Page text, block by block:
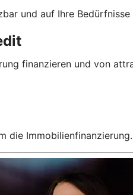
und auf Ihre
finanzieren und von
die Immobilienfinanzierung.